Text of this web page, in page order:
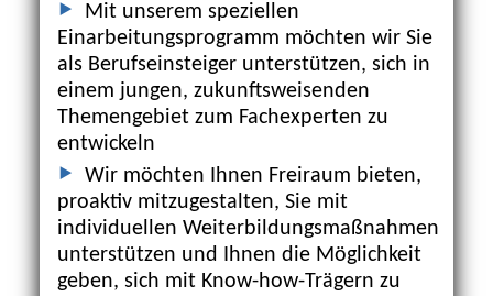
Mit unserem speziellen
Einarbeitungsprogramm möchten wir Sie
als Berufseinsteiger unterstützen, sich in
einem jungen, zukunftsweisenden
Themengebiet zum Fachexperten zu
entwickeln
Wir möchten Ihnen Freiraum bieten,
proaktiv mitzugestalten, Sie mit
individuellen Weiterbildungsmaßnahmen
unterstützen und Ihnen die Möglichkeit
geben, sich mit Know-how-Trägern zu